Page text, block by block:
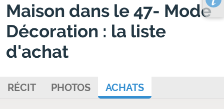
Maison dans le 47- Mode
Décoration : la liste
d'achat
RÉCIT PHOTOS ACHATS